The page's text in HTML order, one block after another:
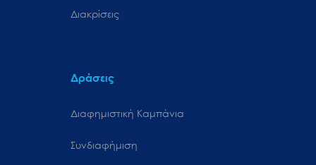
Διακρίσεις
Δράσεις
Διαφημιστική Καμπάνια
Συνδιαφήμιση